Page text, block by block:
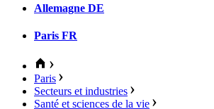
Allemagne DE
Paris FR
Paris
Secteurs et industries
Santé et sciences de la vie